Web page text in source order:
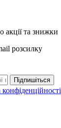
акції та знижки
розсилку
Підпишіться